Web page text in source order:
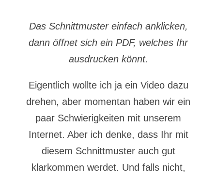
Das Schnittmuster einfach anklicken,
dann öffnet sich ein PDF, welches Ihr
ausdrucken könnt.
Eigentlich wollte ich ja ein Video dazu
drehen, aber momentan haben wir ein
paar Schwierigkeiten mit unserem
Internet. Aber ich denke, dass Ihr mit
diesem Schnittmuster auch gut
klarkommen werdet. Und falls nicht,